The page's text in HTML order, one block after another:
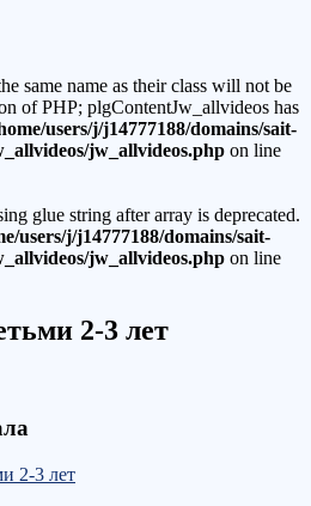
same name as their class will not be
of PHP; plgContentJw_allvideos has
users/j/j14777188/domains/sait-
jw_allvideos.php on line
glue string after array is deprecated.
users/j/j14777188/domains/sait-
jw_allvideos.php on line
2-3 лет
2-3 лет